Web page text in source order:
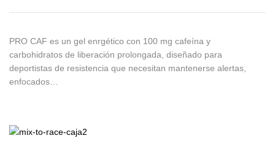
PRO CAF es un gel enrgético con 100 mg cafeína y
carbohidratos de liberación prolongada, diseñado para
deportistas de resistencia que necesitan mantenerse alertas,
enfocados…